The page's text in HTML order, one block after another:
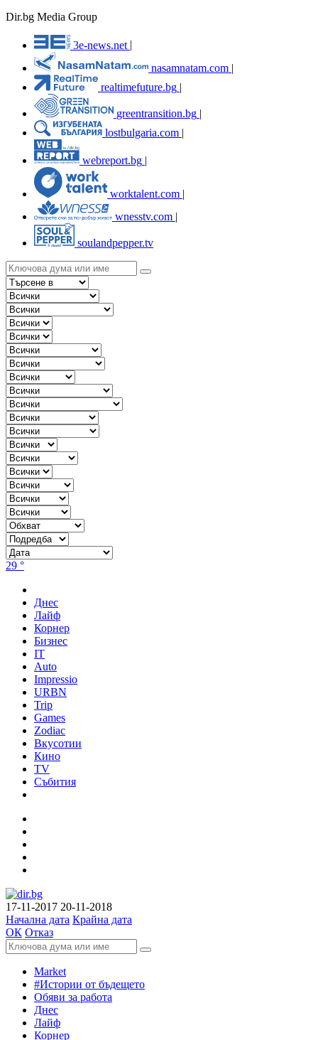
Dir.bg Media Group
3e-news.net
nasamnatam.com |
realtimefuture.bg |
greentransition.bg |
lostbulgaria.com |
webreport.bg
worktalent.com |
wnesstv.com |
soulandpepper.tv
29 °
Днес
Лайф
Корнер
Бизнес
IT
Auto
Impressio
URBN
Trip
Games
Zodiac
Вкусотии
Кино
TV
Събития
17-11-2017 20-11-2018
Начална дата Крайна дата
ОК Отказ
Market
#Истории от бъдещето
Обяви за работа
Днес
Лайф
Корнер